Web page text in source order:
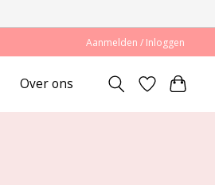
Aanmelden / Inloggen
Over ons